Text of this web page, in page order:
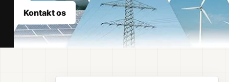
Kontakt os